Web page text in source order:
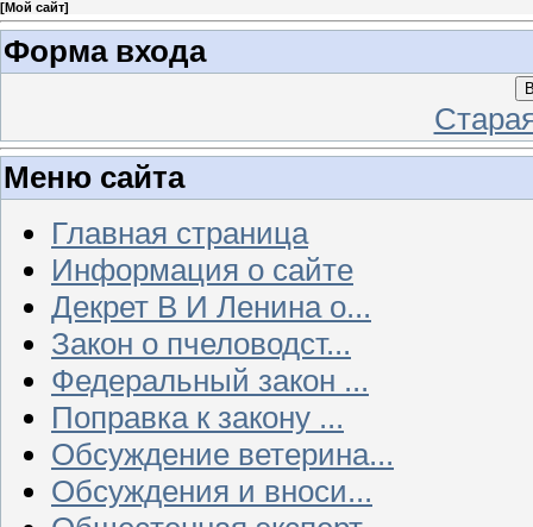
[Мой сайт]
Форма входа
Меню сайта
Главная страница
Информация о сайте
Декрет В И Ленина о...
Закон о пчеловодст...
Федеральный закон ...
Поправка к закону ...
Обсуждение ветерина...
Обсуждения и вноси...